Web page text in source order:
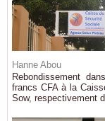
Hanne Abou
Rebondissement
francs CFA à la
Sow, respectivement